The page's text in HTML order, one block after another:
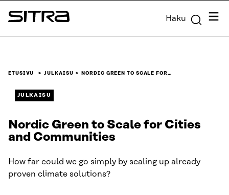
Siirry
suoraan
Sitra Haku
ETUSIVU JULKAISU NORDIC GREEN TO SCALE FOR…
JULKAISU
Nordic Green to Scale for Cities
and Communities
How far could we go simply by scaling up already
proven climate solutions?